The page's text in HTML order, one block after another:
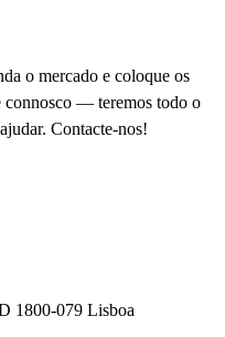
o mercado e coloque os
connosco — teremos todo o
Contacte-nos!
1800-079 Lisboa